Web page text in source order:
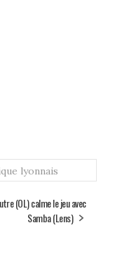
lyonnais
(OL) calme le jeu avec
Samba (Lens)